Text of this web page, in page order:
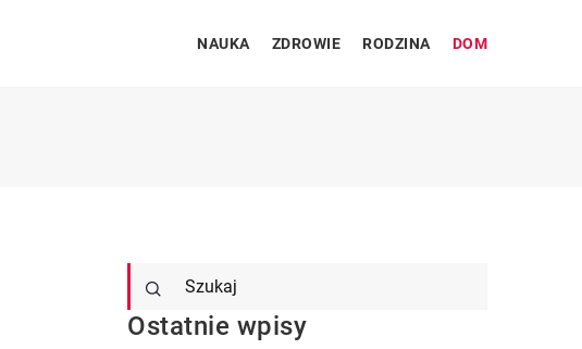
NAUKA ZDROWIE RODZINA DOM
Ostatnie wpisy